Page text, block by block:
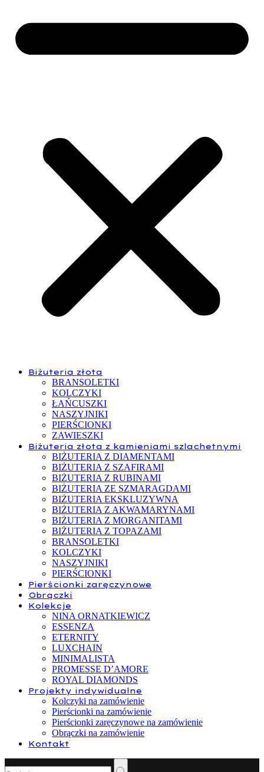
Biżuteria złota
BRANSOLETKI
KOLCZYKI
ŁAŃCUSZKI
NASZYJNIKI
PIERŚCIONKI
ZAWIESZKI
Biżuteria złota z kamieniami szlachetnymi
BIŻUTERIA Z DIAMENTAMI
BIŻUTERIA Z SZAFIRAMI
BIŻUTERIA Z RUBINAMI
BIŻUTERIA ZE SZMARAGDAMI
BIŻUTERIA EKSKLUZYWNA
BIŻUTERIA Z AKWAMARYNAMI
BIŻUTERIA Z MORGANITAMI
BIŻUTERIA Z TOPAZAMI
BRANSOLETKI
KOLCZYKI
NASZYJNIKI
PIERŚCIONKI
Pierścionki zaręczynowe
Obrączki
Kolekcje
NINA ORNATKIEWICZ
ESSENZA
ETERNITY
LUXCHAIN
MINIMALISTA
PROMESSE D’AMORE
ROYAL DIAMONDS
Projekty indywidualne
Kolczyki na zamówienie
Pierścionki na zamówienie
Pierścionki zaręczynowe na zamówienie
Obrączki na zamówienie
Kontakt